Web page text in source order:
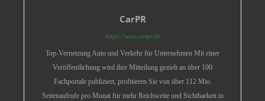
CarPR
https://www.carpr.de
Top-Vernetzung Auto und Verkehr für Unternehmen Mit einer
Veröffentlichung wird ihre Mitteilung gezielt an über 100
Fachportale publiziert, profitieren Sie von über 112 Mio.
Seitenaufrufe pro Monat für mehr Reichweite und Sichtbarkeit in